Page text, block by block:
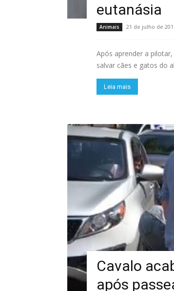
eutanásia
Animais 21 de julho de
Após aprender a
salvar cães e gatos do
Leia mais
Cavalo
após